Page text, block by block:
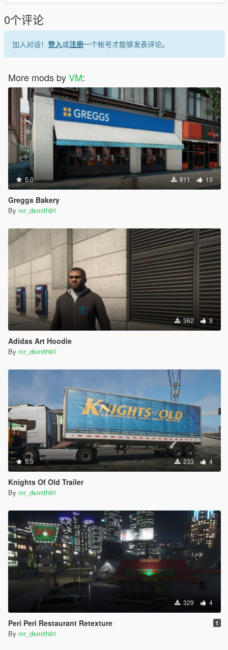
0个评论
加入对话！ 登入或注册一个帐号才能够发表评论。
More mods byVM:
5.0 811 13
Greggs Bakery
By mr_dsmith91
382 9
Adidas Art Hoodie
By mr_dsmith91
5.0 233 4
Knights Of Old Trailer
By mr_dsmith91
329 4
Peri Peri Restaurant Retexture 1
By mr_dsmith91